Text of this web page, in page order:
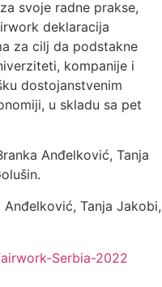
svoje radne prakse,
deklaracija
za cilj da podstakne
kompanije i
dostojanstvenim
u skladu sa pet
Anđelković, Tanja
Tanja Jakobi,